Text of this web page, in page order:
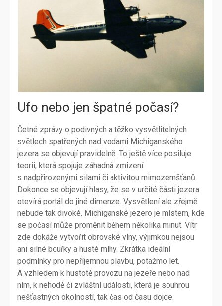
Ufo nebo jen špatné počasí?
Četné zprávy o podivných a těžko vysvětlitelných
světlech spatřených nad vodami Michiganského
jezera se objevují pravidelně. To ještě více posiluje
teorii, která spojuje záhadná zmizení
s nadpřirozenými silami či aktivitou mimozemšťanů.
Dokonce se objevují hlasy, že se v určité části jezera
otevírá portál do jiné dimenze. Vysvětlení ale zřejmě
nebude tak divoké. Michiganské jezero je místem, kde
se počasí může proměnit během několika minut. Vítr
zde dokáže vytvořit obrovské vlny, výjimkou nejsou
ani silné bouřky a husté mlhy. Zkrátka ideální
podmínky pro nepříjemnou plavbu, potažmo let.
A vzhledem k hustotě provozu na jezeře nebo nad
ním, k nehodě či zvláštní události, která je souhrou
nešťastných okolností, tak čas od času dojde.